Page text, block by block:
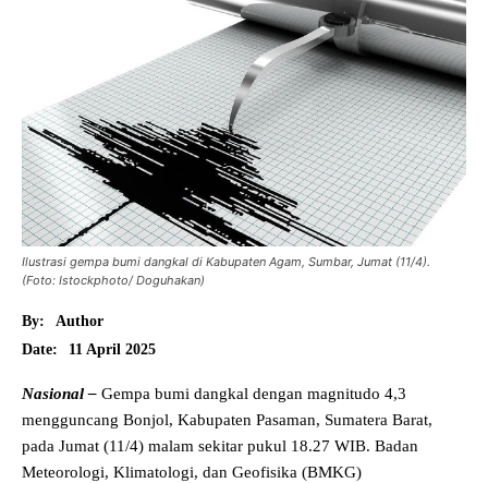
Ilustrasi gempa bumi dangkal di Kabupaten Agam, Sumbar, Jumat (11/4).
(Foto: Istockphoto/ Doguhakan)
By:
Author
Date:
11 April 2025
Nasional – Gempa bumi dangkal dengan magnitudo 4,3
mengguncang Bonjol, Kabupaten Pasaman, Sumatera Barat,
pada Jumat (11/4) malam sekitar pukul 18.27 WIB. Badan
Meteorologi, Klimatologi, dan Geofisika (BMKG)